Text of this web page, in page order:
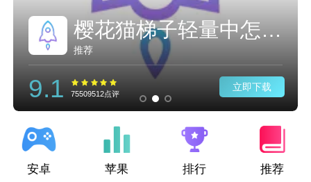
樱花猫梯子轻量中怎么收费
推荐
9.1 75509512点评
立即下载
安卓 苹果 排行 推荐